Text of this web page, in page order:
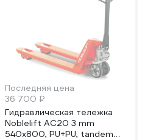
Последняя цена
36 700 ₽
Гидравлическая тележка
Noblelift AC20 3 mm
540x800, PU+PU, tandem